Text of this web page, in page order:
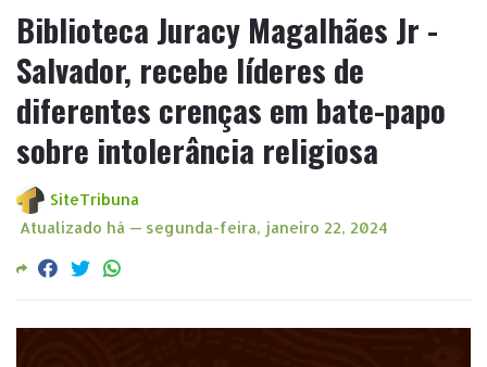
Biblioteca Juracy Magalhães Jr -
Salvador, recebe líderes de
diferentes crenças em bate-papo
sobre intolerância religiosa
SiteTribuna
Atualizado há — segunda-feira, janeiro 22, 2024